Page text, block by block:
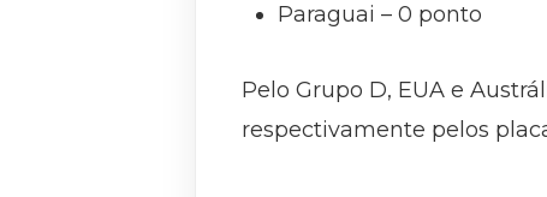
Paraguai – 0 ponto
Pelo Grupo D, EUA e
respectivamente pelos